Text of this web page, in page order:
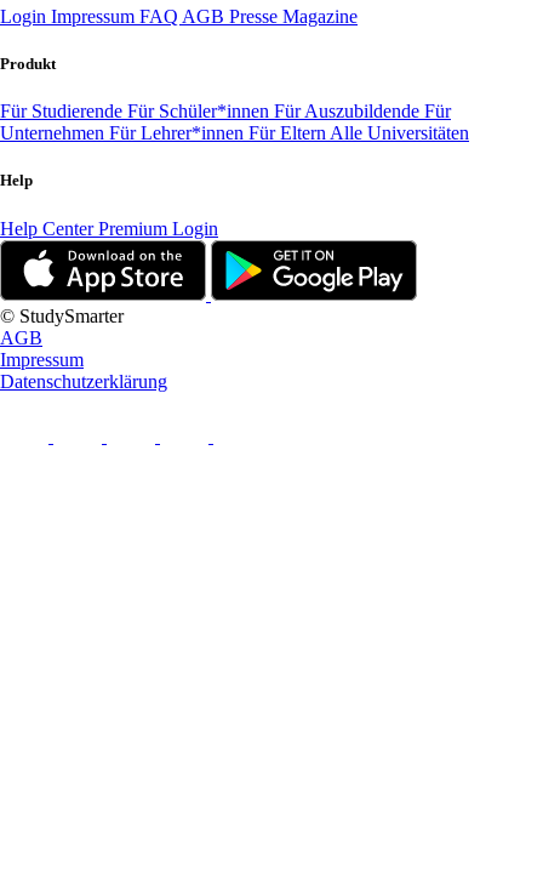
Login Impressum FAQ AGB Presse Magazine
Produkt
Für Studierende Für Schüler*innen Für Auszubildende Für
Unternehmen Für Lehrer*innen Für Eltern Alle Universitäten
Help
Help CenterPremium Login
© StudySmarter
AGB
Impressum
Datenschutzerklärung